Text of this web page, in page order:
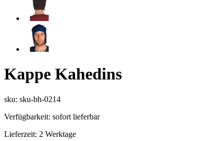
Kappe Kahedins
sku: sku-bh-0214
Verfügbarkeit: sofort lieferbar
Lieferzeit: 2 Werktage